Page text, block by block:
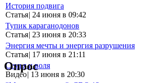
История подвига
Статья| 24 июня в 09:42
Тупик караганодонов
Статья| 23 июня в 20:33
Энергия мечты и энергия разрушения
Статья| 17 июня в 21:11
Семья и воля
Видео| 13 июня в 20:30
Опрос